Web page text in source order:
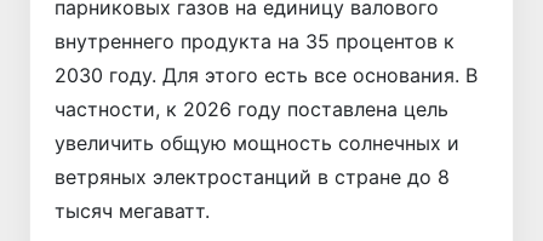
парниковых газов на единицу валового
внутреннего продукта на 35 процентов к
2030 году. Для этого есть все основания. В
частности, к 2026 году поставлена цель
увеличить общую мощность солнечных и
ветряных электростанций в стране до 8
тысяч мегаватт.